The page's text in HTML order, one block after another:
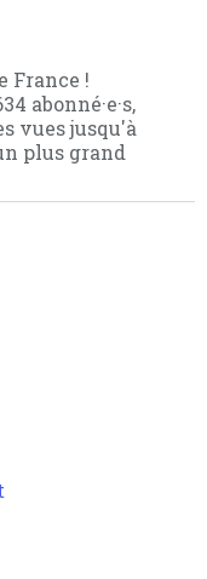
France !
abonné·e·s,
vues jusqu'à
plus grand